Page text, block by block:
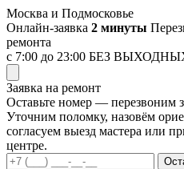
Перейти
к
содержимому
Москва и Подмосковье
Онлайн-заявка 2 минуты
ремонта
с 7:00 до 23:00 БЕЗ
Заявка на ремонт
Оставьте номер — перезвоним
Уточним поломку, назовём
согласуем выезд мастера или
центре.